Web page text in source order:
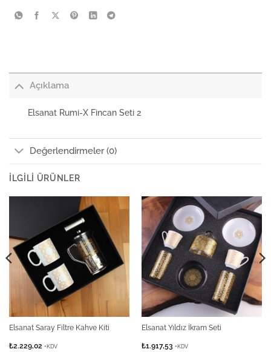
Açıklama
Elsanat Rumi-X Fincan Seti 2
Değerlendirmeler (0)
İLGILI ÜRÜNLER
Elsanat Saray Filtre Kahve Kiti
₺2.229,02 +KDV
Elsanat Yıldız İkram Seti
₺1.917,53 +KDV